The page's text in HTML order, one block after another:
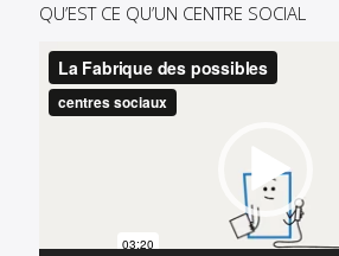
QU’EST CE QU’UN CENTRE SOCIAL
Lecteur
vidéo